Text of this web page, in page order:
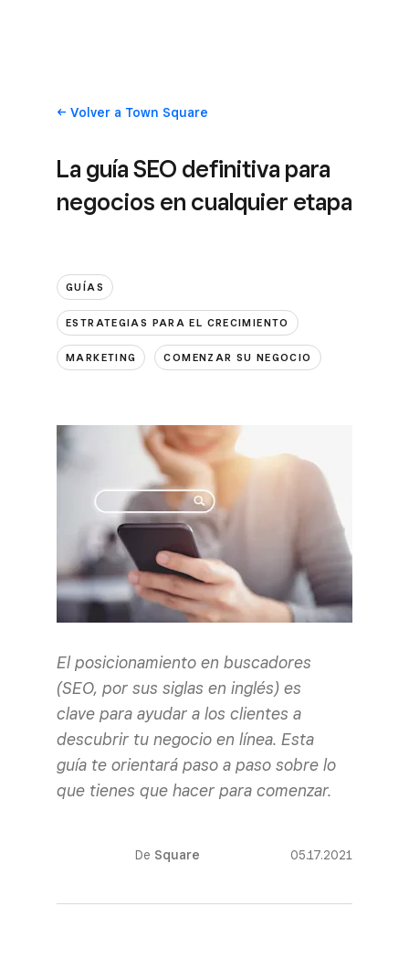
Volvera Town Square
La guía SEO definitiva para
negocios en cualquier etapa
GUÍAS
ESTRATEGIAS PARA EL CRECIMIENTO
MARKETING COMENZAR SU NEGOCIO
El posicionamiento en buscadores
(SEO, por sus siglas en inglés) es
clave para ayudar a los clientes a
descubrir tu negocio en línea. Esta
guía te orientará paso a paso sobre lo
que tienes que hacer para comenzar.
De Square 05.17.2021